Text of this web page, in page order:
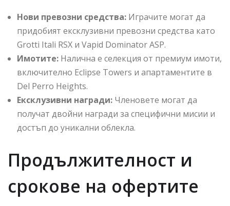
Нови превозни средства: Играчите могат да
придобият ексклузивни превозни средства като
Grotti Itali RSX и Vapid Dominator ASP.
Имотите: Налична е селекция от премиум имоти,
включително Eclipse Towers и апартаментите в
Del Perro Heights.
Ексклузивни награди: Членовете могат да
получат двойни награди за специфични мисии и
достъп до уникални облекла.
Продължителност и
срокове на офертите